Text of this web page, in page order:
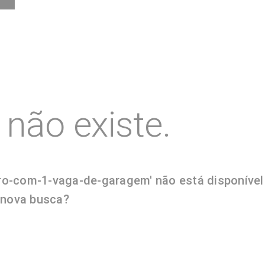
existe.
com-1-vaga-de-garagem' não está disponível
busca?